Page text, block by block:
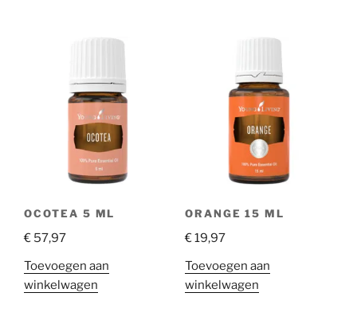
OCOTEA 5 ML
€ 57,97
Toevoegen aan
winkelwagen
ORANGE 15 ML
€19,97
Toevoegen aan
winkelwagen